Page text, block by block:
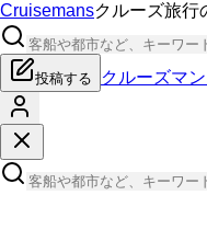
Cruisemansクルーズ旅行
投稿する クルーズマ